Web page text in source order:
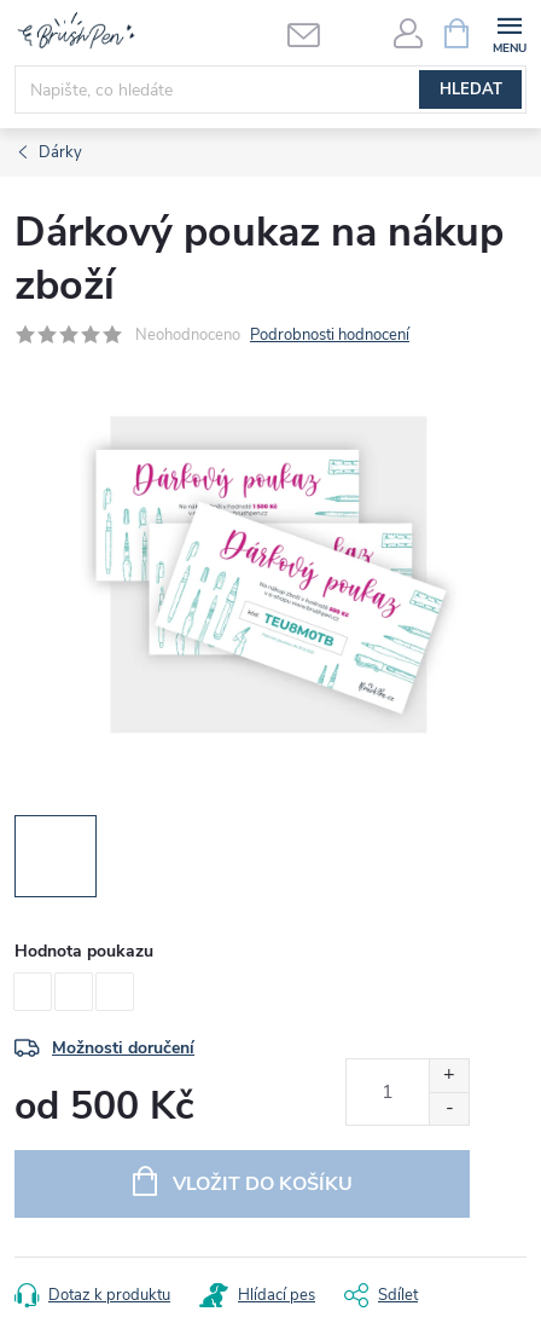
obsah
HLEDAT
NÁKUPNÍ
KOŠÍK
Dárky
Dárkový poukaz na nákup
zboží
Neohodnoceno Podrobnosti hodnocení
Hodnota poukazu
Možnosti doručení
od 500 Kč
VLOŽIT DO KOŠÍKU
Dotaz k produktu Hlídací pes Sdílet